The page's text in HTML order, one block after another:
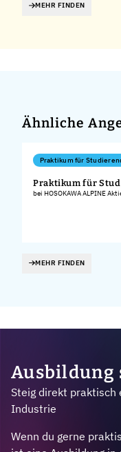
MEHR FINDEN
Ähnliche
Praktikum für
Praktikum für
bei HOSOKAWA ALPINE
MEHR FINDEN
Ausbildung
Steig direkt praktisch
Industrie
Wenn du gerne